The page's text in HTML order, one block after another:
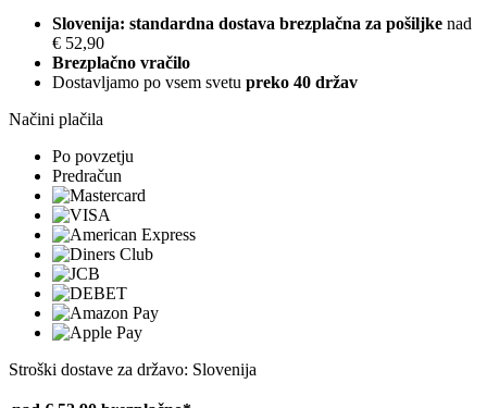
Slovenija: standardna dostava brezplačna za pošiljke nad
€ 52,90
Brezplačno vračilo
Dostavljamo po vsem svetu preko 40 držav
Načini plačila
Po povzetju
Predračun
Stroški dostave za državo: Slovenija